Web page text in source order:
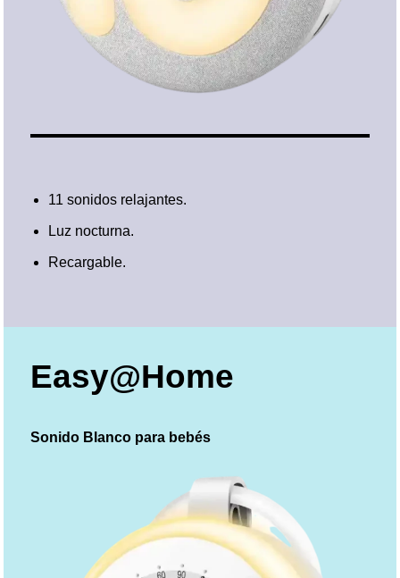
11 sonidos relajantes.
Luz nocturna.
Recargable.
Easy@Home
Sonido Blanco para bebés